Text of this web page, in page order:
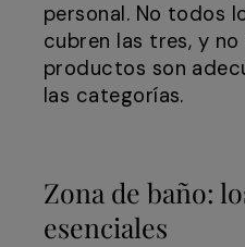
personal. No todos
cubren las tres, y
productos son
las categorías.
Zona de baño:
esenciales